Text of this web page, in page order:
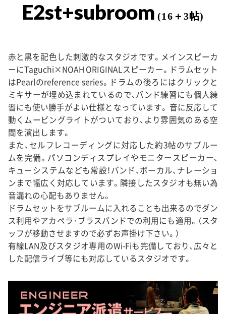
E2st+subroom (16＋3帖)
赤と黒を配色した刺激的なスタジオです。メインスピーカ
ーにTaguchi×NOAH ORIGINALスピーカー。ドラムセット
はPearlのreference series。ドラムの後ろにはクリックと
ミキサーが埋め込まれているので、バンド練習にも個人練
習にも使い勝手がよい仕様となっています。 音に反応して
動くムービングライトがついており、より雰囲気のある空
間を演出します。
また、セルフレコーディングに対応した約3帖のサブルー
ムを完備。パソコンディスプレイやモニタースピーカー、
キューシステムなども常設！バンド、ボーカル、ナレーショ
ンまで幅広く対応しています。隣接したスタジオも無い為
音漏れの心配もありません。
ドラムセットをサブルームに入れることも出来るのでダン
ス利用やアカペラ·ブラスバンドでの利用にも適用。（スタ
ッフが移動させますので必ずお声掛け下さい。）
有線LAN及びスタジオ専用のWi-Fiも完備しており、広々と
した配信ライブ等にも対応しているスタジオです。